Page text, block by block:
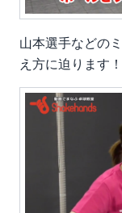
山本選手などの
え方に迫ります！